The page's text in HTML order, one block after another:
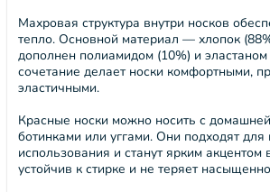
Махровая структура внутри носков
тепло. Основной материал — хлопок
дополнен полиамидом (10%) и эластаном
сочетание делает носки комфортными,
эластичными.
Красные носки можно носить с
ботинками или уггами. Они подходят для
использования и станут ярким акцентом
устойчив к стирке и не теряет